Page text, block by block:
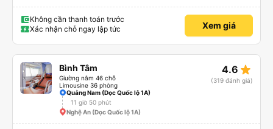
phòng đại diện của công ty, không phải ở nhà tôi :) Ưu điểm: Xe buýt khởi
hành và đến đúng giờ. Điểm đón khách chính xác tại địa điểm đã đăng ký.
Nhân viên chuyên nghiệp và hữu ích. Nhìn chung, tôi đánh giá 4.5 sao cho
có app Vexere mà mình được trải nghiệm chuyến đi bằng ô tô của HK
Buslines khá ổn. Xe sang trọng, mỗi người một cabin riêng, nhân viên phục
vụ nhiệt tình. Đường dây nóng của Vexere làm việc hiệu quả, có trách nhiệm
với khách hàng. Điểm trừ: -0,5 sao thời gian thao tác trên ứng dụng quá
nhanh, chọn dễ dàng bước và không thể quay lại chỉnh sửa, dẫn đến nguy
cơ bị mất dịch vụ. -0,5 sao khi khách hàng, chỉ tại văn phòng đại diện không
trả lời tại nhà riêng. Điểm cộng: Xe xuất bến và đến nơi đúng địa điểm đã
đăng ký. Nhân viên chuyên nghiệp, Nhiệt tình, mình đánh giá 4,5 sao cho cả
app Vexere và HK Busline và hãng sẽ ngày phát triển để mang lại trải
Không cần thanh toán trước
Xác nhận chỗ ngay lập tức
Xem giá
Bình Tâm
Giường nằm 46 chỗ
Limousine 36 phòng
4.6 star_rate
(319 đánh giá)
Quảng Nam (Dọc Quốc lộ 1A)
11 giờ 50 phút
Nghệ An (Dọc Quốc lộ 1A)